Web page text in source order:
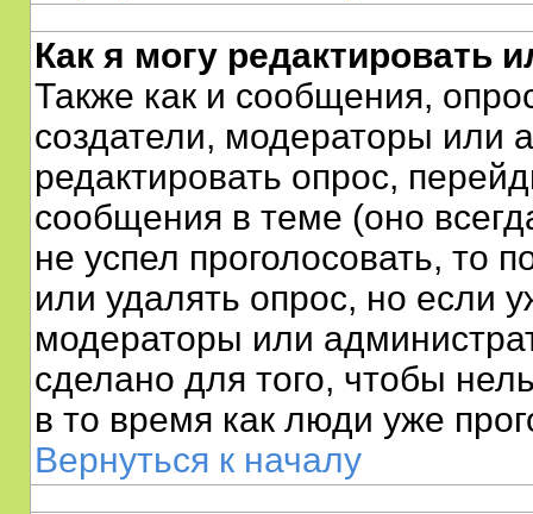
Как я могу редактировать
Также как и сообщения,
создатели, модераторы или
редактировать опрос,
сообщения в теме (оно
не успел проголосовать, то
или удалять опрос, но если
модераторы или
сделано для того, чтобы
в то время как люди уже
Вернуться к началу